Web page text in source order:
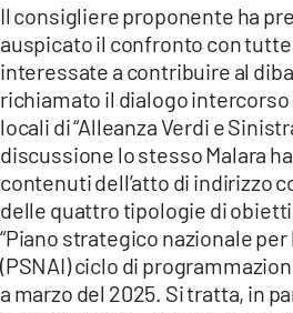
App
ANDROID
APPLE
Il consigliere proponente ha
auspicato il confronto con
interessate a contribuire al
richiamato il dialogo
locali di “Alleanza Verdi e
discussione lo stesso Malara
contenuti dell’atto di indirizzo
delle quattro tipologie di
“Piano strategico nazionale
(PSNAI) ciclo di
a marzo del 2025. Si tratta, in